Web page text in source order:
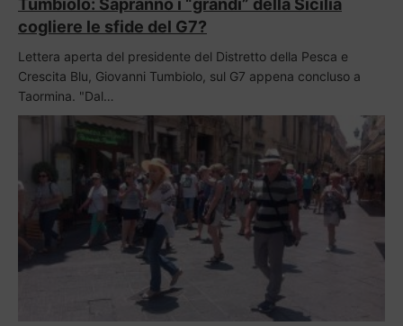
Tumbiolo: Sapranno i “grandi” della Sicilia
cogliere le sfide del G7?
Lettera aperta del presidente del Distretto della Pesca e
Crescita Blu, Giovanni Tumbiolo, sul G7 appena concluso a
Taormina. "Dal…